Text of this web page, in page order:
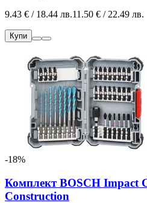
9.43 € / 18.44 лв.11.50 € / 22.49 лв.
Купи
-18%
Комплект BOSCH Impact
Construction